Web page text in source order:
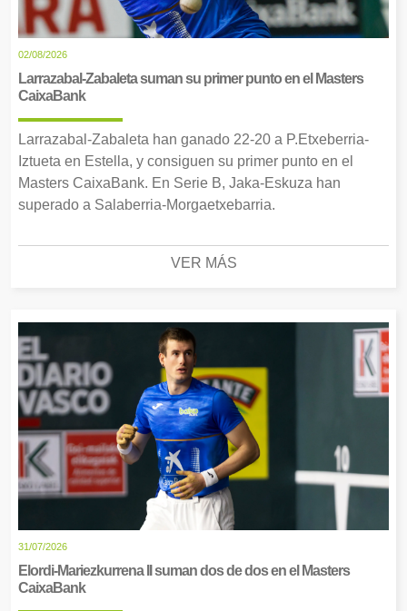
02/08/2026
Larrazabal-Zabaleta suman su primer punto en el Masters
CaixaBank
Larrazabal-Zabaleta han ganado 22-20 a P.Etxeberria-
Iztueta en Estella, y consiguen su primer punto en el
Masters CaixaBank. En Serie B, Jaka-Eskuza han
superado a Salaberria-Morgaetxebarria.
VER MÁS
31/07/2026
Elordi-Mariezkurrena II suman dos de dos en el Masters
CaixaBank